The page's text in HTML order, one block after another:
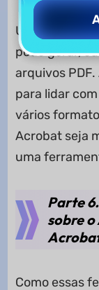
Usando o
pode gerar,
arquivos
para lidar
vários
Acrobat seja
uma
Parte
sobre o
Como essas